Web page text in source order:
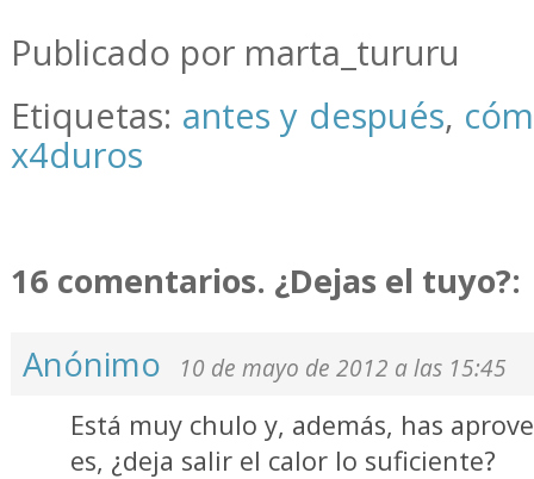
Publicado por marta_tururu
Etiquetas: antes y después,
x4duros
16 comentarios. ¿Dejas el tuyo?:
Anónimo
10 de mayo de 2012 a las 15:45
Está muy chulo y, además, has
es, ¿deja salir el calor lo suficiente?